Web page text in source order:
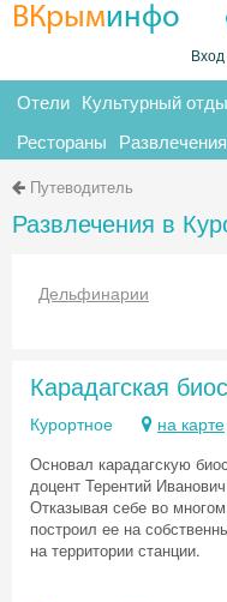
ВКрыминфо
Вход
Отели Культурный
Рестораны Развлечения
Путеводитель
Развлечения в
Дельфинарии
Карадагская
Курортное на карте
Основал карадагскую
доцент Терентий
Отказывая себе во
построил ее на
на территории станции.